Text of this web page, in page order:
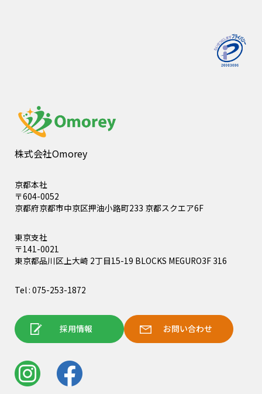
株式会社Omorey
京都本社
〒604-0052
京都府京都市中京区押油小路町233 京都スクエア6F
東京支社
〒141-0021
東京都品川区上大崎 2丁目15-19 BLOCKS MEGURO3F 316
Tel : 075-253-1872
採用情報 お問い合わせ